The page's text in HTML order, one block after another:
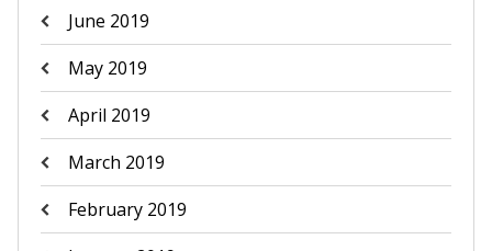
June 2019
May 2019
April 2019
March 2019
February 2019